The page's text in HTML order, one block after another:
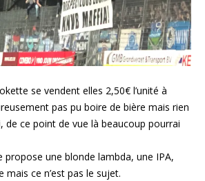
se vendent elles 2,50€ l’unité à
pas pu boire de bière mais rien
de ce point de vue là beaucoup pourrai
propose une blonde lambda, une IPA,
mais ce n’est pas le sujet.